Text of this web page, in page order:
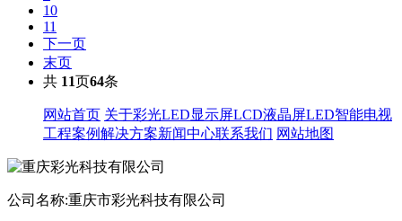
10
11
下一页
末页
共 11页64条
网站首页 关于彩光LED显示屏LCD液晶屏LED智能电视
工程案例解决方案新闻中心联系我们 网站地图
公司名称:重庆市彩光科技有限公司